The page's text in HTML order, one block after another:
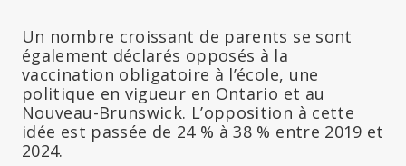
Un nombre croissant de parents se sont
également déclarés opposés à la
vaccination obligatoire à l’école, une
politique en vigueur en Ontario et au
Nouveau-Brunswick. L’opposition à cette
idée est passée de 24 % à 38 % entre 2019 et
2024.